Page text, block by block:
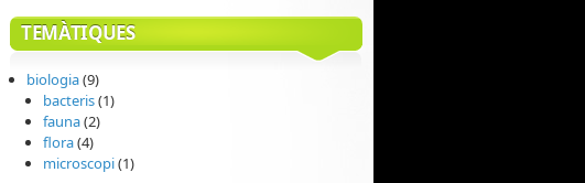
TEMÀTIQUES
biologia(9)
bacteris(1)
fauna(2)
flora(4)
microscopi(1)